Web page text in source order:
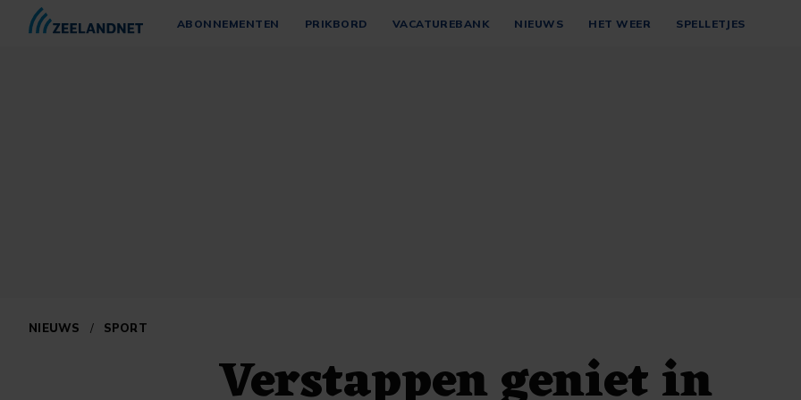
ABONNEMENTEN PRIKBORD VACATUREBANK NIEUWS HET WEER SPELLETJES
NIEUWS / SPORT